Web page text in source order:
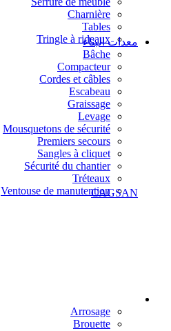
Charnière
Tables
Tringle à rideauxمعدات البناء
Bâche
Compacteur
Cordes et câbles
Escabeau
Graissage
Levage
Mousquetons de sécurité
Premiers secours
Sangles à cliquet
Sécurité du chantier
Tréteaux
Ventouse de manutentionCAGSAN
Arrosage
Brouette